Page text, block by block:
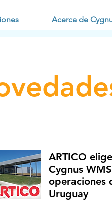
Acerca de
ARTICO
Cygnus
operaciones
Uruguay